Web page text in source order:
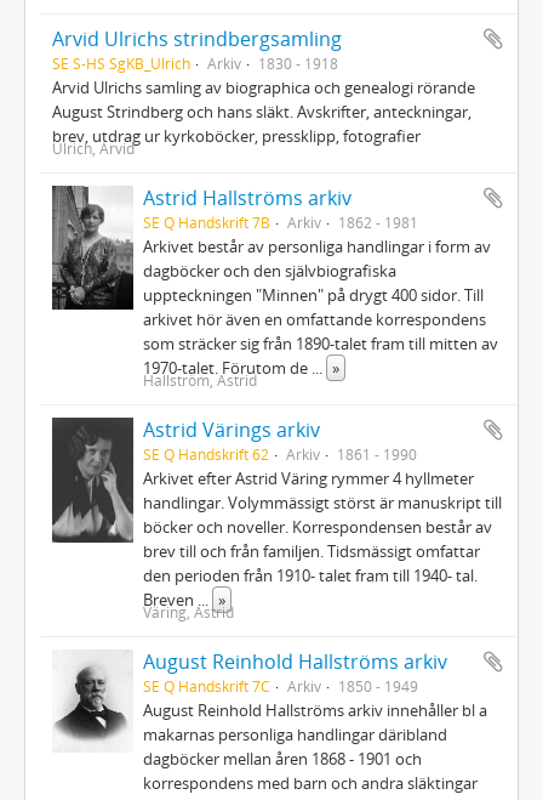
Arvid Ulrichs strindbergsamling
SE S-HS SgKB_Ulrich Arkiv 1830 - 1918
Arvid Ulrichs samling av biographica och genealogi rörande
August Strindberg och hans släkt. Avskrifter, anteckningar,
brev, utdrag ur kyrkoböcker, pressklipp, fotografier
Ulrich, Arvid
Astrid Hallströms arkiv
SE Q Handskrift 7B Arkiv 1862 - 1981
Arkivet består av personliga handlingar i form av
dagböcker och den självbiografiska
uppteckningen "Minnen" på drygt 400 sidor. Till
arkivet hör även en omfattande korrespondens
som sträcker sig från 1890-talet fram till mitten av
1970-talet. Förutom de
»
Hallström, Astrid
Astrid Värings arkiv
SE Q Handskrift 62 Arkiv 1861 - 1990
Arkivet efter Astrid Väring rymmer 4 hyllmeter
handlingar. Volymmässigt störst är manuskript till
böcker och noveller. Korrespondensen består av
brev till och från familjen. Tidsmässigt omfattar
den perioden från 1910- talet fram till 1940- tal.
Breven
»
Väring, Astrid
August Reinhold Hallströms arkiv
SE Q Handskrift 7C Arkiv 1850 - 1949
August Reinhold Hallströms arkiv innehåller bl a
makarnas personliga handlingar däribland
dagböcker mellan åren 1868 - 1901 och
korrespondens med barn och andra släktingar